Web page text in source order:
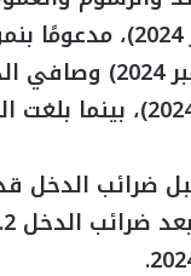
جنيه مصري (+20.6%